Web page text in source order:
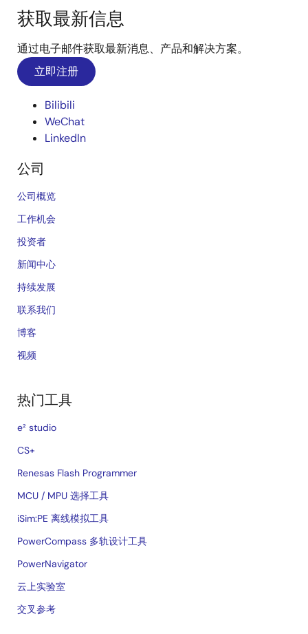
获取最新信息
通过电子邮件获取最新消息、产品和解决方案。
立即注册
Bilibili
WeChat
LinkedIn
公司
公司概览
工作机会
投资者
新闻中心
持续发展
联系我们
博客
视频
热门工具
e² studio
CS+
Renesas Flash Programmer
MCU / MPU 选择工具
iSim:PE 离线模拟工具
PowerCompass 多轨设计工具
PowerNavigator
云上实验室
交叉参考